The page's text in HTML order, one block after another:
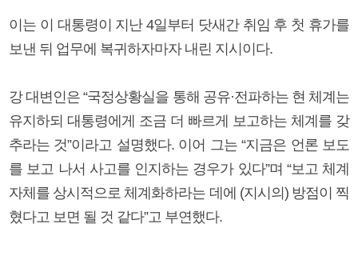
이는 이 대통령이 지난 4일부터 닷새간 취임 후 첫 휴가를
보낸 뒤 업무에 복귀하자마자 내린 지시이다.
강 대변인은 “국정상황실을 통해 공유·전파하는 현 체계는
유지하되 대통령에게 조금 더 빠르게 보고하는 체계를 갖
추라는 것”이라고 설명했다. 이어 그는 “지금은 언론 보도
를 보고 나서 사고를 인지하는 경우가 있다”며 “보고 체계
자체를 상시적으로 체계화하라는 데에 (지시의) 방점이 찍
혔다고 보면 될 것 같다”고 부연했다.